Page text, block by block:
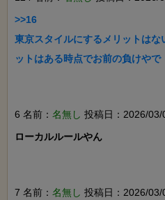
>>16
東京スタイルにするメリットはな
ットはある時点でお前の負けやで
6 名前： 名無し 投稿日：2026/
ローカルルールやん
7 名前： 名無し 投稿日：2026/